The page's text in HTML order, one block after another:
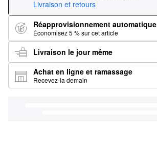
Livraison et retours
Réapprovisionnement automatique
Économisez 5 % sur cet article
Livraison le jour même
Achat en ligne et ramassage
Recevez-la demain